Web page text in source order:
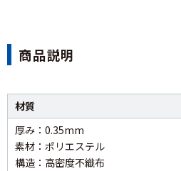
商品説明
材質
厚み：0.35mm
素材：ポリエステル
構造：高密度不織布